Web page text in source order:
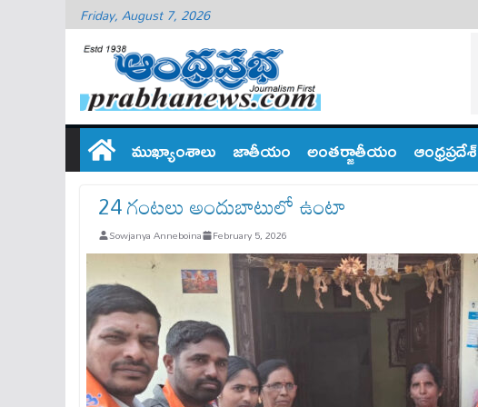
Friday, August 7, 2026
ముఖ్యాంశాలు జాతీయం అంతర్జాతీయం ఆంధ్ర‌ప్ర‌దేశ్
24 గంటలు అందుబాటులో ఉంటా
Sowjanya Anneboina February 5, 2026